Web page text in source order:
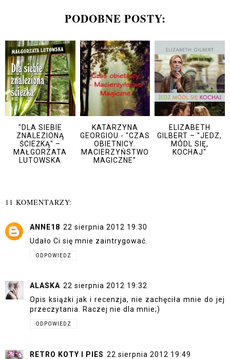
PODOBNE POSTY:
"DLA SIEBIE
ZNALEZIONĄ
ŚCIEŻKĄ" –
MAŁGORZATA
LUTOWSKA
KATARZYNA
GEORGIOU - "CZAS
OBIETNICY.
MACIERZYŃSTWO
MAGICZNE"
ELIZABETH
GILBERT – "JEDZ,
MÓDL SIĘ,
KOCHAJ"
11 KOMENTARZY:
ANNE18 22 sierpnia 2012 19:30
Udało Ci się mnie zaintrygować.
ODPOWIEDZ
ALASKA 22 sierpnia 2012 19:32
Opis książki jak i recenzja, nie zachęciła mnie do jej
przeczytania. Raczej nie dla mnie;)
ODPOWIEDZ
RETRO KOTY I PIES 22 sierpnia 2012 19:49